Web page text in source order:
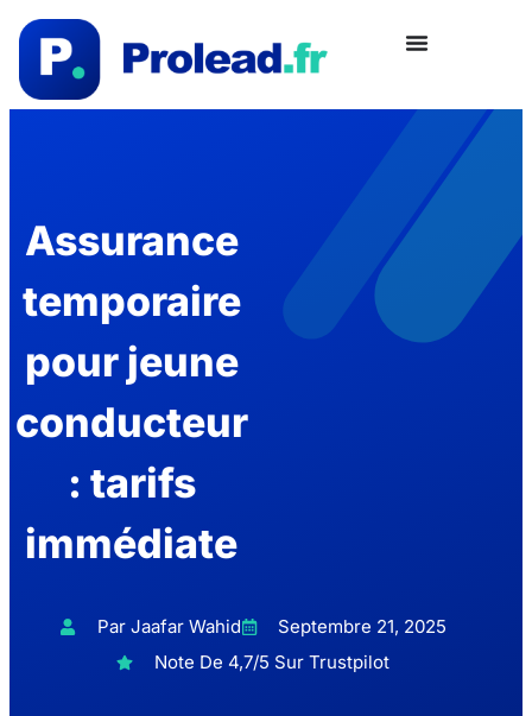
Assurance
temporaire
pour jeune
conducteur
: tarifs
immédiate
Par Jaafar Wahid
Septembre 21, 2025
Note De 4,7/5 Sur Trustpilot